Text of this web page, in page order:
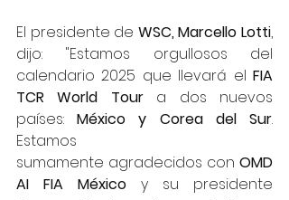
El presidente de WSC, Marcello Lotti,
dijo: "Estamos orgullosos del
calendario 2025 que llevará el FIA
TCR World Tour a dos nuevos
países: México y Corea del Sur.
Estamos
sumamente agradecidos con OMD
AI FIA México